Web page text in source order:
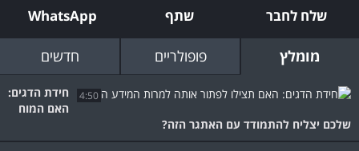
שלח לחבר שתף WhatsApp
מומלץ פופולריים חדשים
4:50
חידת הדגים:
האם המוח
שלכם יצליח להתמודד עם האתגר הזה?